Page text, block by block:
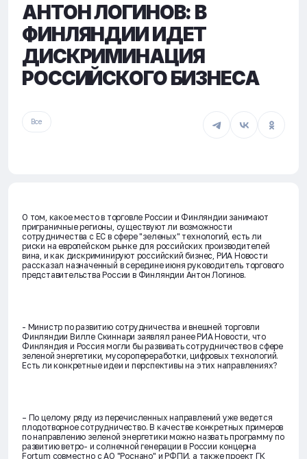
АНТОН ЛОГИНОВ: В
ФИНЛЯНДИИ ИДЕТ
ДИСКРИМИНАЦИЯ
РОССИЙСКОГО БИЗНЕСА
Все
О том, какое место в торговле России и Финляндии занимают
приграничные регионы, существуют ли возможности
сотрудничества с ЕС в сфере "зеленых" технологий, есть ли
риски на европейском рынке для российских производителей
вина, и как дискриминируют российский бизнес, РИА Новости
рассказал назначенный в середине июня руководитель торгового
представительства России в Финляндии Антон Логинов.
- Министр по развитию сотрудничества и внешней торговли
Финляндии Вилле Скиннари заявлял ранее РИА Новости, что
Финляндия и Россия могли бы развивать сотрудничество в сфере
зеленой энергетики, мусоропереработки, цифровых технологий.
Есть ли конкретные идеи и перспективы на этих направлениях?
– По целому ряду из перечисленных направлений уже ведется
плодотворное сотрудничество. В качестве конкретных примеров
по направлению зеленой энергетики можно назвать программу по
развитию ветро- и солнечной генерации в России концерна
Fortum совместно с АО "Роснано" и РФПИ, а также проект ГК